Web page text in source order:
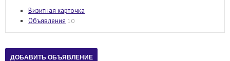
Визитная карточка
Объявления 10